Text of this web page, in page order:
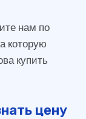
нам по
которую
купить
цену